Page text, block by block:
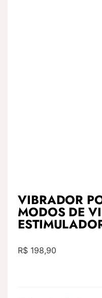
VIBRADOR
MODOS DE
R$ 198,90